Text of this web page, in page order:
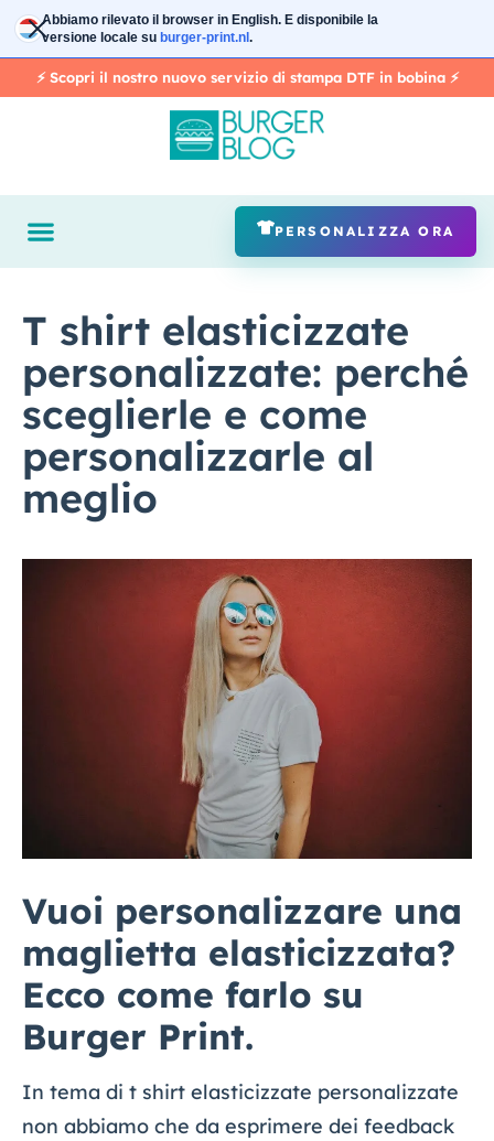
Vai
contenuto
Abbiamo rilevato il browser in English. E disponibile la
versione locale su burger-print.nl .
⚡️ Scopri il nostro nuovo servizio di stampa DTF in bobina ⚡️
PERSONALIZZA ORA
T shirt elasticizzate
personalizzate: perché
sceglierle e come
personalizzarle al
meglio
Vuoi personalizzare una
maglietta elasticizzata?
Ecco come farlo su
Burger Print.
In tema di t shirt elasticizzate personalizzate
non abbiamo che da esprimere dei feedback